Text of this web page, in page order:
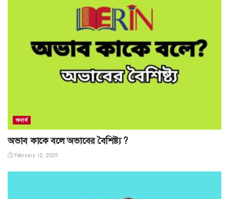
অনার্স
অভাব কাকে বলে অভাবের বৈশিষ্ট্য ?
February 12, 2025